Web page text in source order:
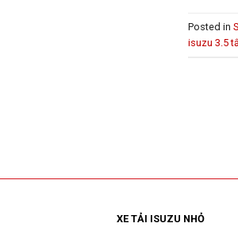
Posted in
isuzu 3.5
XE TẢI ISUZU NHỎ